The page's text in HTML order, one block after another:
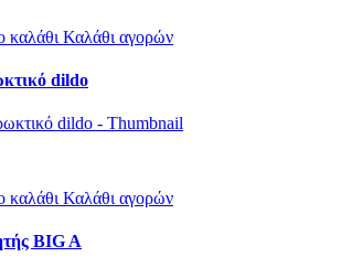
καλάθι Καλάθι αγορών
dildo
καλάθι Καλάθι αγορών
BIG A